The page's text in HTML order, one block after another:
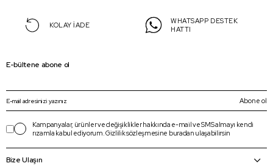
KOLAY İADE
WHATSAPP DESTEK
HATTI
E-bültene abone ol
Abone ol
Kampanyalar, ürünler ve değişiklikler hakkında e-mail ve SMS almayı kendi
rızamla kabul ediyorum.Gizlilik sözleşmesine buradan ulaşabilirsin
Bize Ulaşın